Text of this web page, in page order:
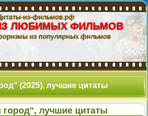
из-фильмов.рф
ЛЮБИМЫХ ФИЛЬМОВ
из популярных фильмов
(2025), лучшие цитаты
город", лучшие цитаты